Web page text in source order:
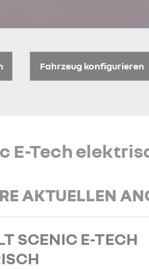
Fahrzeug konfigurieren
E-Tech
AKTUELLEN
SCENIC E-TECH